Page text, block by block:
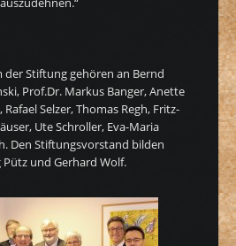
der Stiftung gehören an Bernd
Prof.Dr. Markus Banger, Anette
Selzer, Thomas Regh, Fritz-
Ute Schroller, Eva-Maria
Den Stiftungsvorstand bilden
Pütz und Gerhard Wolf.